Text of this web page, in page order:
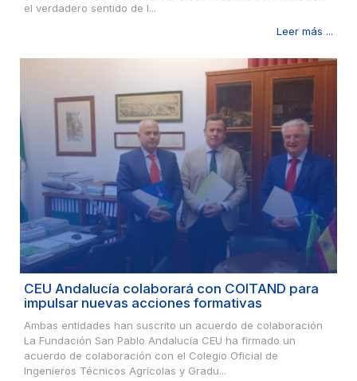
el verdadero sentido de l...
Leer más ...
CEU Andalucía colaborará con COITAND para
impulsar nuevas acciones formativas
Ambas entidades han suscrito un acuerdo de colaboración
La Fundación San Pablo Andalucía CEU ha firmado un
acuerdo de colaboración con el Colegio Oficial de
Ingenieros Técnicos Agrícolas y Gradu...